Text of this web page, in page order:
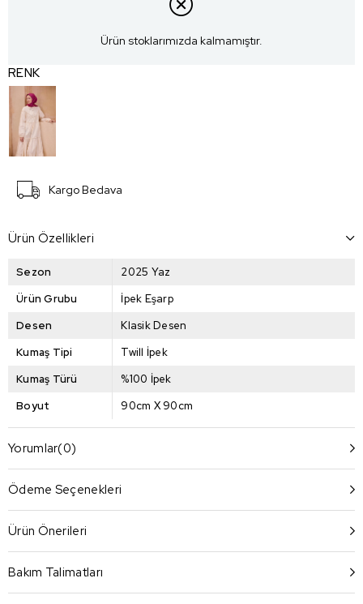
Ürün stoklarımızda kalmamıştır.
RENK
Kargo Bedava
Ürün Özellikleri
Sezon
2025 Yaz
Ürün Grubu
İpek Eşarp
Desen
Klasik Desen
Kumaş Tipi
Twill İpek
Kumaş Türü
%100 İpek
Boyut
90cm X 90cm
Yorumlar(0)
Ödeme Seçenekleri
Ürün Önerileri
Bakım Talimatları